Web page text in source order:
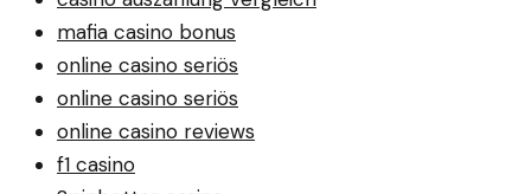
mafia casino bonus
online casino seriös
online casino seriös
online casino reviews
f1 casino